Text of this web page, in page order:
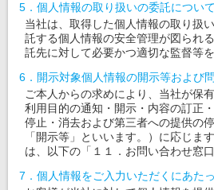
5．個人情報の取り扱いの委託について
当社は、取得した個人情報の取り扱
託する個人情報の安全管理が図られ
託先に対して必要かつ適切な監督等を
6．開示対象個人情報の開示等および
ご本人からの求めにより、当社が保
利用目的の通知・開示・内容の訂正
停止・消去および第三者への提供の
「開示等」といいます。）に応じま
は、以下の「１１．お問い合わせ窓
7．個人情報をご入力いただくにあた